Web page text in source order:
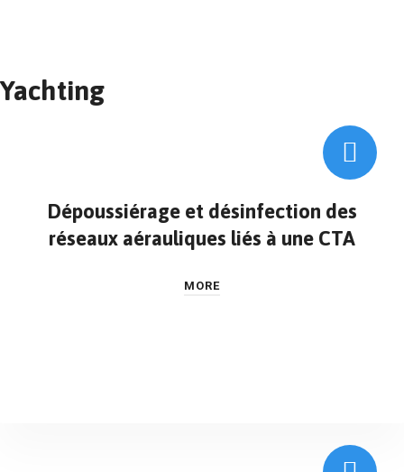
Yachting
Dépoussiérage et désinfection des
réseaux aérauliques liés à une CTA
MORE